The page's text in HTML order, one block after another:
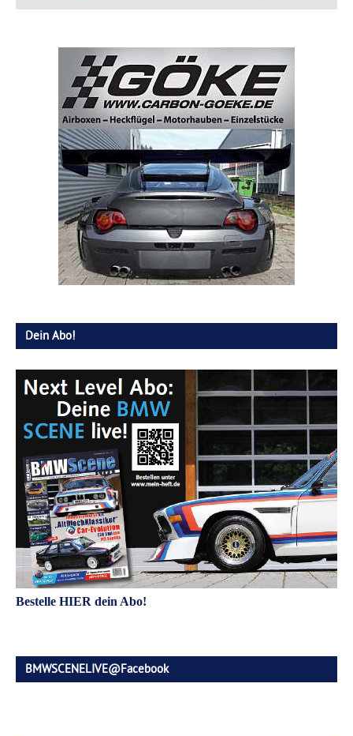
Dein Abo!
Bestelle HIER dein Abo!
BMWSCENELIVE@Facebook